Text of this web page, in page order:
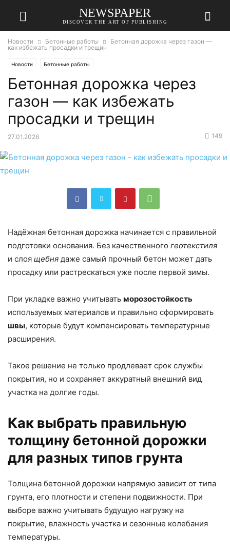
NEWSPAPER
DISCOVER THE ART OF PUBLISHING
Новости Бетонные работы
Бетонная дорожка через газон —
как избежать просадки и трещин
Новости Бетонные работы
Бетонная дорожка через
газон — как избежать
просадки и трещин
27.01.2026 149
Надёжная бетонная дорожка начинается с правильной
подготовки основания. Без качественного геотекстиля
и слоя щебня даже самый прочный бетон может дать
просадку или растрескаться уже после первой зимы.
При укладке важно учитывать морозостойкость
используемых материалов и правильно сформировать
швы, которые будут компенсировать температурные
расширения.
Такое решение не только продлевает срок службы
покрытия, но и сохраняет аккуратный внешний вид
участка на долгие годы.
Как выбрать правильную
толщину бетонной дорожки
для разных типов грунта
Толщина бетонной дорожки напрямую зависит от типа
грунта, его плотности и степени подвижности. При
выборе важно учитывать будущую нагрузку на
покрытие, влажность участка и сезонные колебания
температуры.